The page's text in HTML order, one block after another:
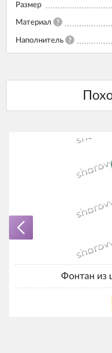
Размер
Материал ?
Наполнитель ?
Фонтан из